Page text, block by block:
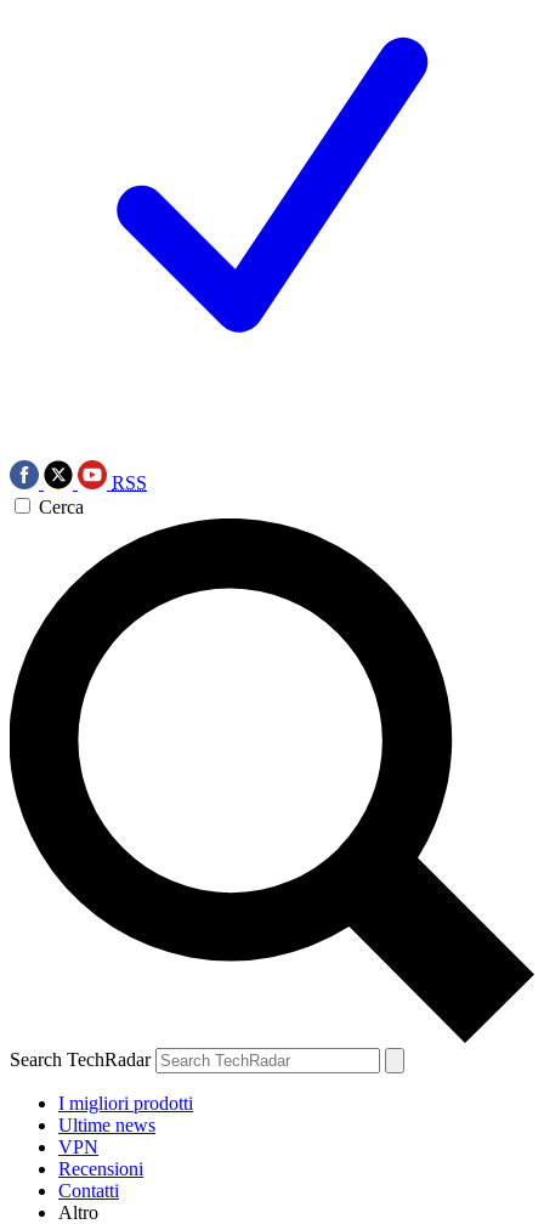
RSS
Cerca
Search TechRadar
I migliori prodotti
Ultime news
VPN
Recensioni
Contatti
Altro